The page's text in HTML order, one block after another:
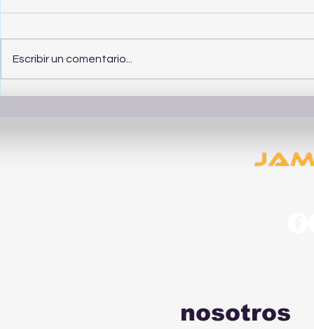
Cómo elegir ropa de calidad
Guía para
Escribir un comentario...
nosotros